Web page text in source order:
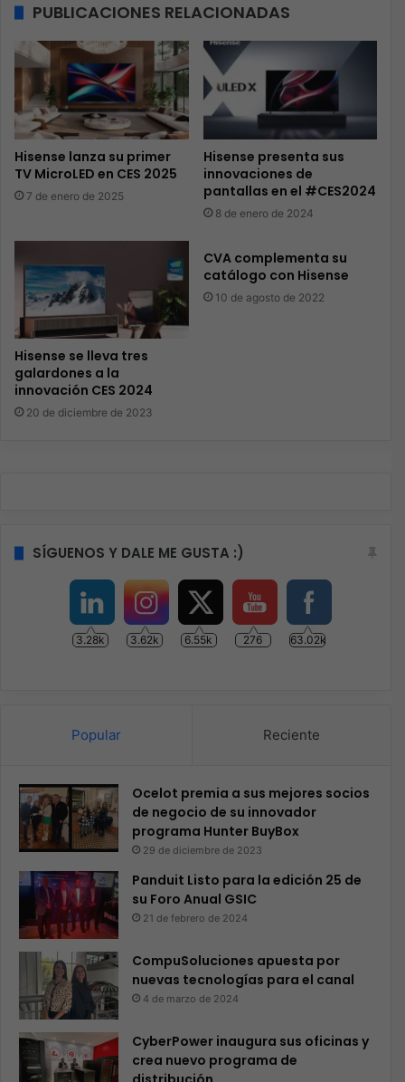
PUBLICACIONES RELACIONADAS
Hisense lanza su primer
TV MicroLED en CES 2025
7 de enero de 2025
Hisense presenta sus
innovaciones de
pantallas en el #CES2024
8 de enero de 2024
Hisense se lleva tres
galardones a la
innovación CES 2024
20 de diciembre de 2023
CVA complementa su
catálogo con Hisense
10 de agosto de 2022
SÍGUENOS Y DALE ME GUSTA :)
3.28k 3.62k 6.55k 276 63.02k
Popular Reciente
Ocelot premia a sus mejores socios
de negocio de su innovador
programa Hunter BuyBox
29 de diciembre de 2023
Panduit Listo para la edición 25 de
su Foro Anual GSIC
21 de febrero de 2024
CompuSoluciones apuesta por
nuevas tecnologías para el canal
4 de marzo de 2024
CyberPower inaugura sus oficinas y
crea nuevo programa de